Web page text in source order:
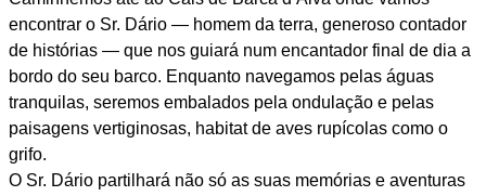
encontrar o Sr. Dário — homem da terra, generoso contador
de histórias — que nos guiará num encantador final de dia a
bordo do seu barco. Enquanto navegamos pelas águas
tranquilas, seremos embalados pela ondulação e pelas
paisagens vertiginosas, habitat de aves rupícolas como o
grifo.
O Sr. Dário partilhará não só as suas memórias e aventuras